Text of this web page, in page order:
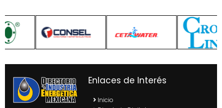
Enlaces de Interés
Inicio